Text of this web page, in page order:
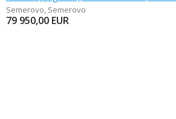
Semerovo, Semerovo
79 950,00 EUR